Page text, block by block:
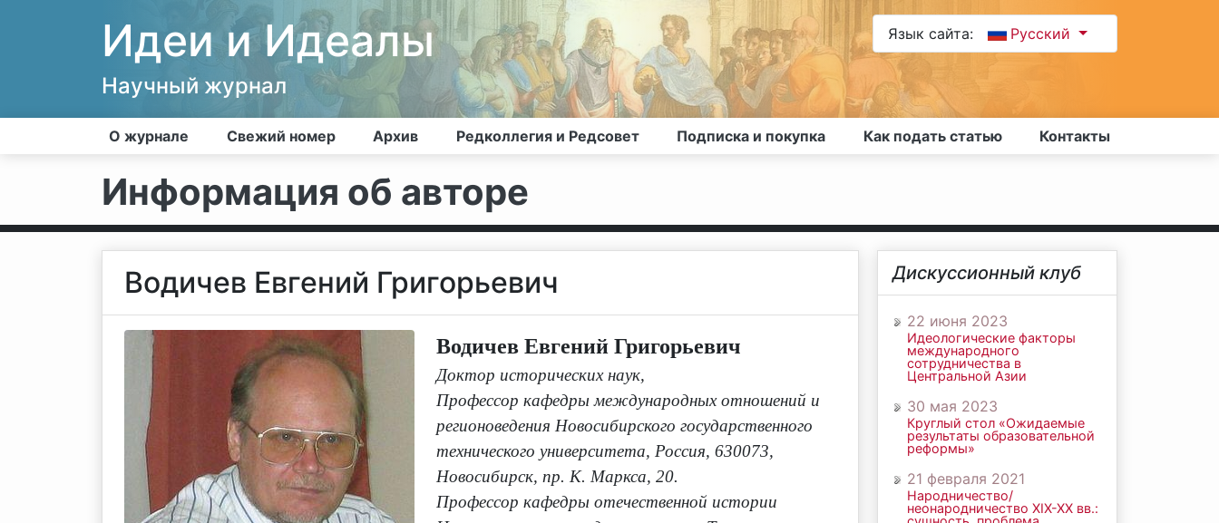
Идеи и Идеалы
Научный журнал
Язык сайта: Русский
О журнале Свежий номер Архив Редколлегия и Редсовет Подписка и покупка Как подать статью Контакты
Информация об авторе
Водичев Евгений Григорьевич
Водичев Евгений Григорьевич
Доктор исторических наук,
Профессор кафедры международных отношений и
регионоведения Новосибирского государственного
технического университета, Россия, 630073,
Новосибирск, пр. К. Маркса, 20.
Профессор кафедры отечественной истории
Дискуссионный клуб
22 июня 2023
Идеологические факторы
международного
сотрудничества в
Центральной Азии
30 мая 2023
Круглый стол «Ожидаемые
результаты образовательной
реформы»
21 февраля 2021
Народничество/
неонародничество ХIХ-ХХ вв.: